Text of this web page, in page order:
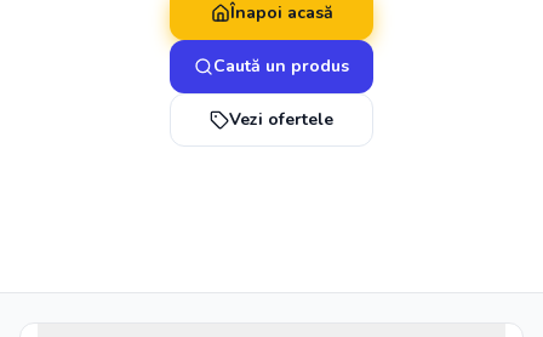
Înapoi acasă
Caută un produs
Vezi ofertele